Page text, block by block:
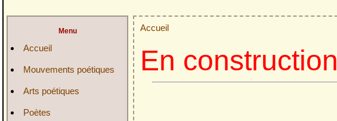
Menu
Accueil
Mouvements poétiques
Arts poétiques
Poètes
Accueil
En construction